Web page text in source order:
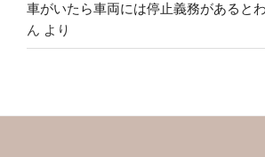
車がいたら車両には停止義務があると
ん より